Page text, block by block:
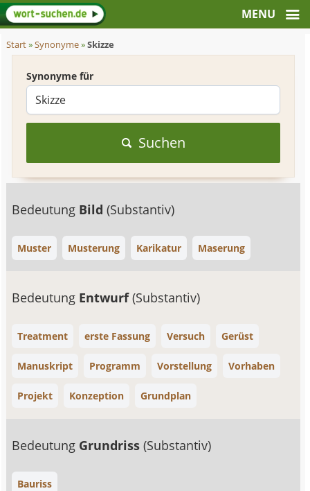
Start»Synonyme»Skizze
Synonyme für
Suchen
Bedeutung Bild(Substantiv)
Muster Musterung Karikatur Maserung
Bedeutung Entwurf(Substantiv)
Treatment erste Fassung Versuch Gerüst
Manuskript Programm Vorstellung Vorhaben
Projekt Konzeption Grundplan
Bedeutung Grundriss(Substantiv)
Bauriss